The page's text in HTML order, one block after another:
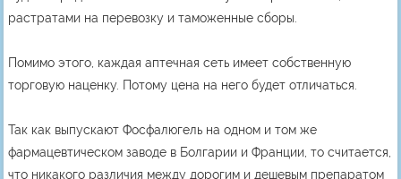
растратами на перевозку и таможенные сборы.
Помимо этого, каждая аптечная сеть имеет собственную
торговую наценку. Потому цена на него будет отличаться.
Так как выпускают Фосфалюгель на одном и том же
фармацевтическом заводе в Болгарии и Франции, то считается,
что никакого различия между дорогим и дешевым препаратом